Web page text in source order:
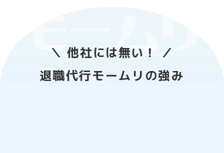
＼ 他社には無い！ ／
退職代行モームリの強み